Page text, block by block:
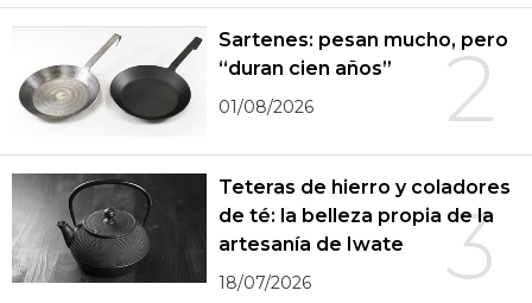
2
Sartenes: pesan mucho, pero
“duran cien años”
01/08/2026
3
Teteras de hierro y coladores
de té: la belleza propia de la
artesanía de Iwate
18/07/2026